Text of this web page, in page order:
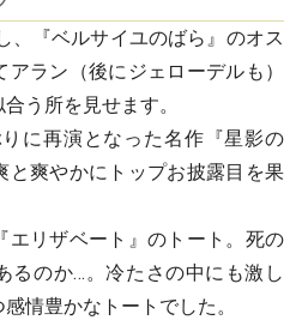
、『ベルサイユのばら』のオス
ラン（後にジェローデルも）
う所を見せます。
に再演となった名作『星影の
と爽やかにトップお披露目を果
エリザベート』のトート。死の
るのか…。冷たさの中にも激し
情豊かなトートでした。